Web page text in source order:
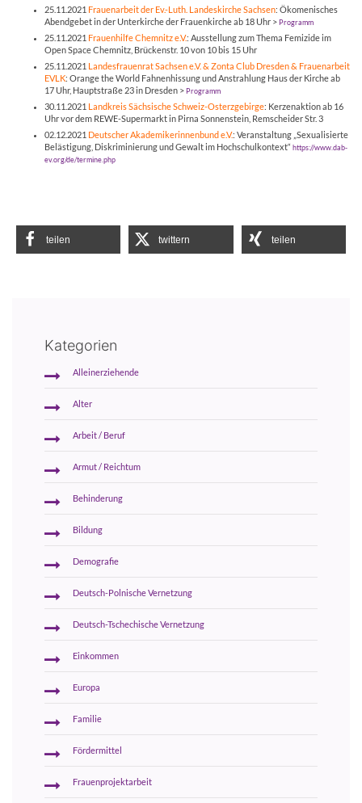
25.11.2021 Frauenarbeit der Ev.-Luth. Landeskirche Sachsen: Ökomenisches
Abendgebet in der Unterkirche der Frauenkirche ab 18 Uhr >Programm
25.11.2021 Frauenhilfe Chemnitz e.V.: Ausstellung zum Thema Femizide im
Open Space Chemnitz, Brückenstr. 10 von 10 bis 15 Uhr
25.11.2021 Landesfrauenrat Sachsen e.V. & Zonta Club Dresden & Frauenarbeit
EVLK: Orange the World Fahnenhissung und Anstrahlung Haus der Kirche ab
17 Uhr, Hauptstraße 23 in Dresden >Programm
30.11.2021 Landkreis Sächsische Schweiz-Osterzgebirge: Kerzenaktion ab 16
Uhr vor dem REWE-Supermarkt in Pirna Sonnenstein, Remscheider Str. 3
02.12.2021 Deutscher Akademikerinnenbund e.V.: Veranstaltung „Sexualisierte
Belästigung, Diskriminierung und Gewalt im Hochschulkontext“ https://www.dab-
ev.org/de/termine.php
teilen twittern teilen
Kategorien
Alleinerziehende
Alter
Arbeit / Beruf
Armut / Reichtum
Behinderung
Bildung
Demografie
Deutsch-Polnische Vernetzung
Deutsch-Tschechische Vernetzung
Einkommen
Europa
Familie
Fördermittel
Frauenprojektarbeit